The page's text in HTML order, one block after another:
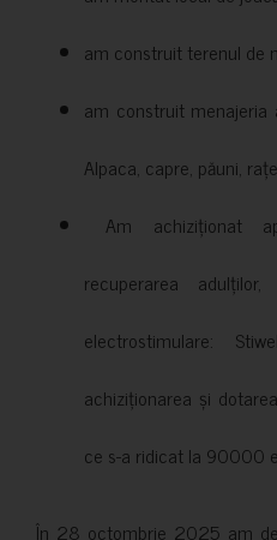
am construit terenul de
am construit menajeria
Alpaca, capre, păuni,
Am achiziționat
recuperarea
electrostimulare:
achiziționarea și
ce s-a ridicat la 90000
În 28 octombrie 2025 am